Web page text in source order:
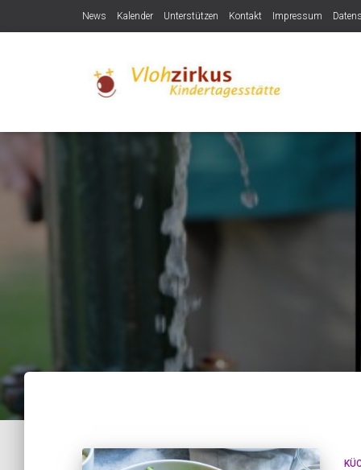
News Kalender Unterstützen Kontakt Impressum